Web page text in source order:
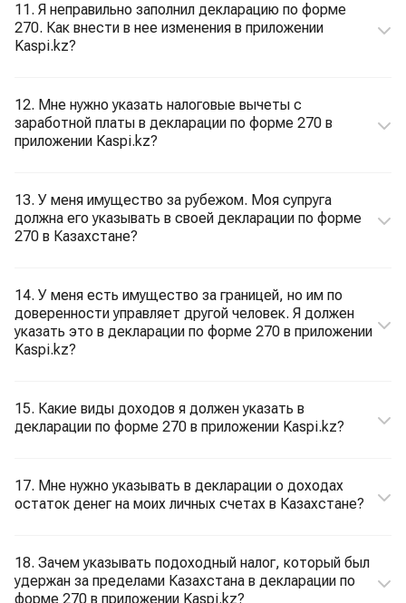
11. Я неправильно заполнил декларацию по форме
270. Как внести в нее изменения в приложении
Kaspi.kz?
12. Мне нужно указать налоговые вычеты с
заработной платы в декларации по форме 270 в
приложении Kaspi.kz?
13. У меня имущество за рубежом. Моя супруга
должна его указывать в своей декларации по форме
270 в Казахстане?
14. У меня есть имущество за границей, но им по
доверенности управляет другой человек. Я должен
указать это в декларации по форме 270 в приложении
Kaspi.kz?
15. Какие виды доходов я должен указать в
декларации по форме 270 в приложении Kaspi.kz?
17. Мне нужно указывать в декларации о доходах
остаток денег на моих личных счетах в Казахстане?
18. Зачем указывать подоходный налог, который был
удержан за пределами Казахстана в декларации по
форме 270 в приложении Kaspi.kz?